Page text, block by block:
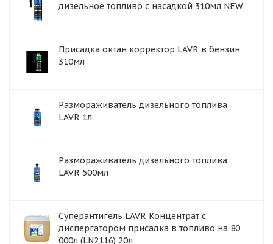
дизельное топливо с насадкой 310мл NEW
Присадка октан корректор LAVR в бензин
310мл
Размораживатель дизельного топлива
LAVR 1л
Размораживатель дизельного топлива
LAVR 500мл
Суперантигель LAVR Концентрат с
диспергатором присадка в топливо на 80
000л (LN2116) 20л